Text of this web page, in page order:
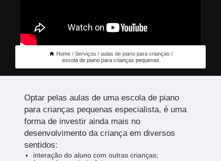
Home Serviços
aulas de piano para crianças
escola de piano para crianças pequenas
Optar pelas aulas de uma escola de piano
para crianças pequenas especialista, é uma
forma de investir ainda mais no
desenvolvimento da criança em diversos
sentidos:
interação do aluno com outras crianças;